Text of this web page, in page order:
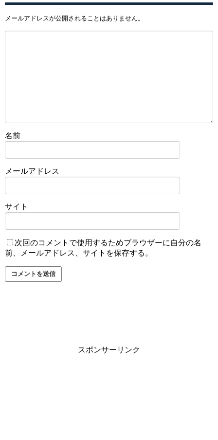
メールアドレスが公開されることはありません。
名前
メールアドレス
サイト
次回のコメントで使用するためブラウザーに自分の名
前、メールアドレス、サイトを保存する。
スポンサーリンク